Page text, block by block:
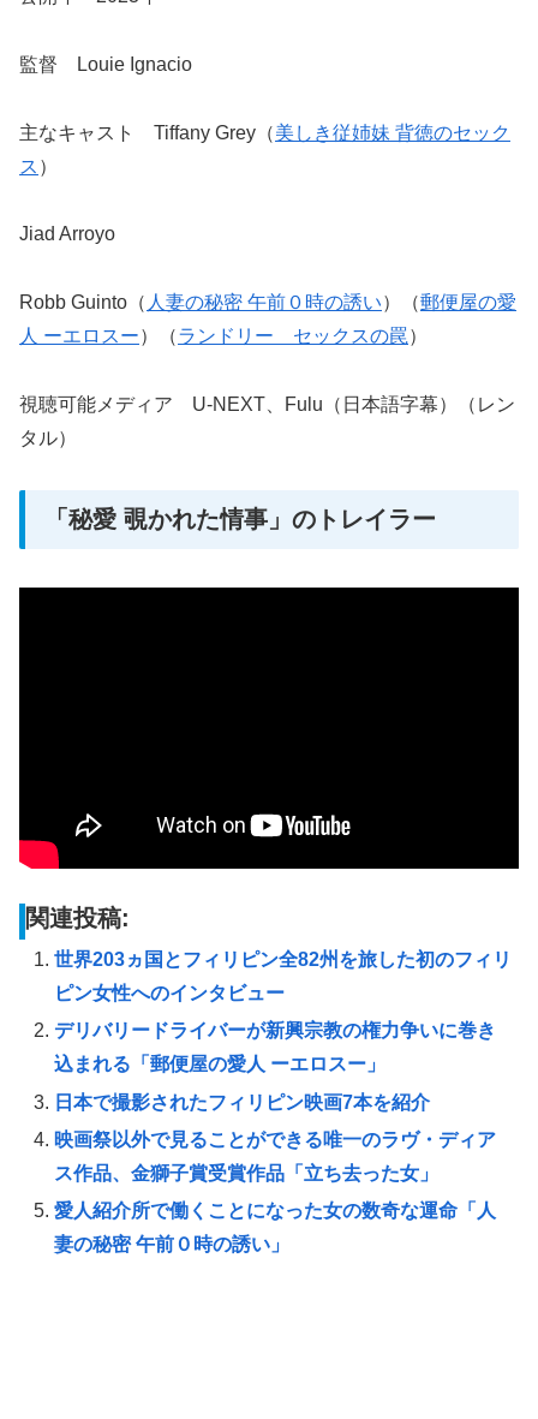
監督 Louie Ignacio
主なキャスト Tiffany Grey（美しき従姉妹 背徳のセック
ス ）
Jiad Arroyo
Robb Guinto（ 人妻の秘密 午前０時の誘い）（郵便屋の愛
人 ーエロスー）（ランドリー セックスの罠 ）
視聴可能メディア U-NEXT、Fulu（日本語字幕）（レン
タル）
「秘愛 覗かれた情事」のトレイラー
関連投稿:
世界203ヵ国とフィリピン全82州を旅した初のフィリ
ピン女性へのインタビュー
デリバリードライバーが新興宗教の権力争いに巻き
込まれる「郵便屋の愛人 ーエロスー」
日本で撮影されたフィリピン映画7本を紹介
映画祭以外で見ることができる唯一のラヴ・ディア
ス作品、金獅子賞受賞作品「立ち去った女」
愛人紹介所で働くことになった女の数奇な運命「人
妻の秘密 午前０時の誘い」